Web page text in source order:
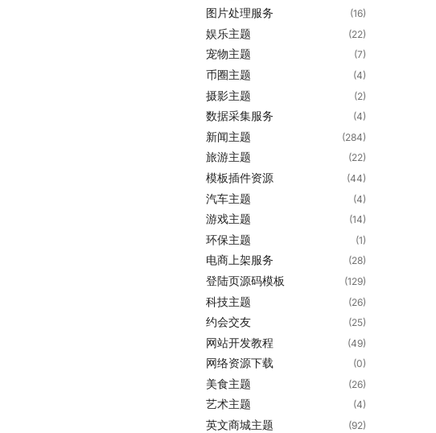
图片处理服务 (16)
娱乐主题 (22)
宠物主题 (7)
币圈主题 (4)
摄影主题 (2)
数据采集服务 (4)
新闻主题 (284)
旅游主题 (22)
模板插件资源 (44)
汽车主题 (4)
游戏主题 (14)
环保主题 (1)
电商上架服务 (28)
登陆页源码模板 (129)
科技主题 (26)
约会交友 (25)
网站开发教程 (49)
网络资源下载 (0)
美食主题 (26)
艺术主题 (4)
英文商城主题 (92)